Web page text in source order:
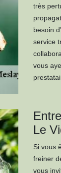
très
besoin
service
vous
Le
Si vous
freiner
vous